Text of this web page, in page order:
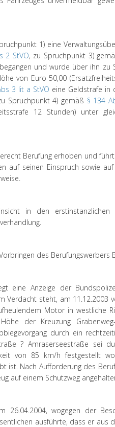
1) eine
2 StVO, zu Spruchpunkt 3)
begangen und wurde über ihn zu
von Euro 50,00
3 lit a StVO eine Geldstrafe in
Spruchpunkt 4) gemäß § 134
12 Stunden) unter
Berufung erhoben und
auf seinen Einspruch sowie
in den erstinstanzlichen
des Berufungswerbers
eine Anzeige der
Verdacht steht, am 11.12.2003
Motor in westliche
der Kreuzung
durch ein
? Amraserseestraße sei
von 85 km/h festgestellt
ist. Nach Aufforderung des
auf einem Schutzweg
26.04.2004, wogegen der
ausführte, dass er aus